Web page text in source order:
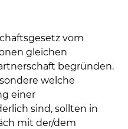
vom
gleichen
begründen.
welche
einer
sind, sollten in
mit der/dem